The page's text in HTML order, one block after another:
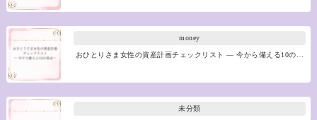
money
おひとりさま女性の資産計画チェックリスト ― 今から備える10の…
未分類